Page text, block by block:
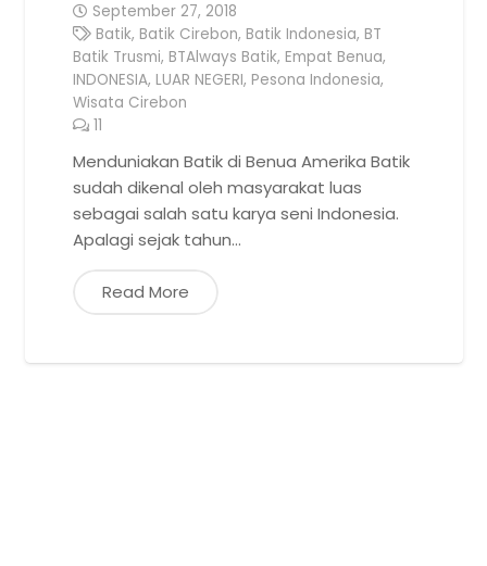
September 27, 2018
Batik, Batik Cirebon, Batik Indonesia, BT
Batik Trusmi, BTAlways Batik, Empat Benua,
INDONESIA, LUAR NEGERI, Pesona Indonesia,
Wisata Cirebon
11
Menduniakan Batik di Benua Amerika Batik
sudah dikenal oleh masyarakat luas
sebagai salah satu karya seni Indonesia.
Apalagi sejak tahun…
Read More